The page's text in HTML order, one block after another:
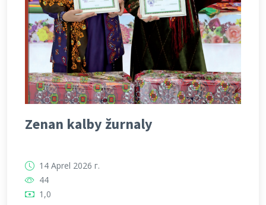
Zenan kalby žurnaly
14 Aprel 2026 г.
44
1,0